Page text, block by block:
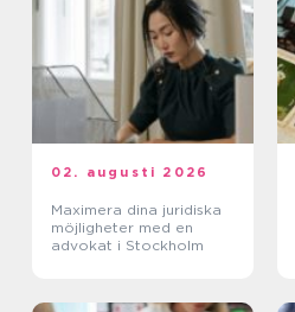
02. augusti 2026
Maximera dina juridiska
möjligheter med en
advokat i Stockholm